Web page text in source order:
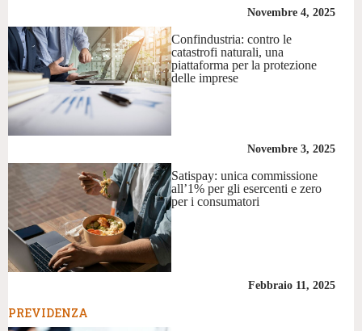
Novembre 4, 2025
Confindustria: contro le
catastrofi naturali, una
piattaforma per la protezione
delle imprese
Novembre 3, 2025
Satispay: unica commissione
all’1% per gli esercenti e zero
per i consumatori
Febbraio 11, 2025
PREVIDENZA